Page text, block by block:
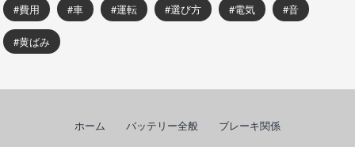
費用 車 運転 選び方 電気 音
黄ばみ
ホーム バッテリー全般 ブレーキ関係